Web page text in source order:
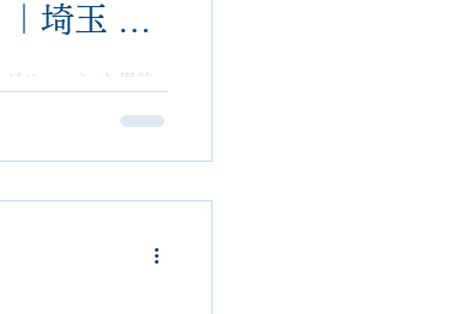
埼玉 大
送可・難
リーン）を黒染